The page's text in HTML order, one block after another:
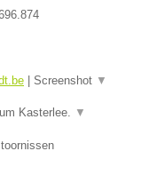
Screenshot ▼
Kasterlee. ▼